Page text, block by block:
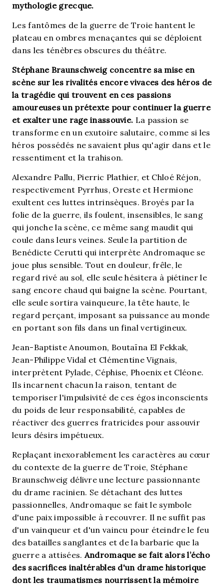
mythologie grecque.
Les fantômes de la guerre de Troie hantent le
plateau en ombres menaçantes qui se déploient
dans les ténèbres obscures du théâtre.
Stéphane Braunschweig concentre sa mise en
scène sur les rivalités encore vivaces des héros de
la tragédie qui trouvent en ces passions
amoureuses un prétexte pour continuer la guerre
et exalter une rage inassouvie. La passion se
transforme en un exutoire salutaire, comme si les
héros possédés ne savaient plus qu'agir dans et le
ressentiment et la trahison.
Alexandre Pallu, Pierric Plathier, et Chloé Réjon,
respectivement Pyrrhus, Oreste et Hermione
exultent ces luttes intrinsèques. Broyés par la
folie de la guerre, ils foulent, insensibles, le sang
qui jonche la scène, ce même sang maudit qui
coule dans leurs veines. Seule la partition de
Benédicte Cerutti qui interprète Andromaque se
joue plus sensible. Tout en douleur, frêle, le
regard rivé au sol, elle seule hésitera à piétiner le
sang encore chaud qui baigne la scène. Pourtant,
elle seule sortira vainqueure, la tête haute, le
regard perçant, imposant sa puissance au monde
en portant son fils dans un final vertigineux.
Jean-Baptiste Anoumon, Boutaïna El Fekkak,
Jean-Philippe Vidal et Clémentine Vignais,
interprètent Pylade, Céphise, Phoenix et Cléone.
Ils incarnent chacun la raison, tentant de
temporiser l'impulsivité de ces égos inconscients
du poids de leur responsabilité, capables de
réactiver des guerres fratricides pour assouvir
leurs désirs impétueux.
Replaçant inexorablement les caractères au cœur
du contexte de la guerre de Troie, Stéphane
Braunschweig délivre une lecture passionnante
du drame racinien. Se détachant des luttes
passionnelles, Andromaque se fait le symbole
d'une paix impossible à recouvrer. Il ne suffit pas
d'un vainqueur et d'un vaincu pour éteindre le feu
des batailles sanglantes et de la barbarie que la
guerre a attisées.Andromaque se fait alors l’écho
des sacrifices inaltérables d'un drame historique
dont les traumatismes nourrissent la mémoire